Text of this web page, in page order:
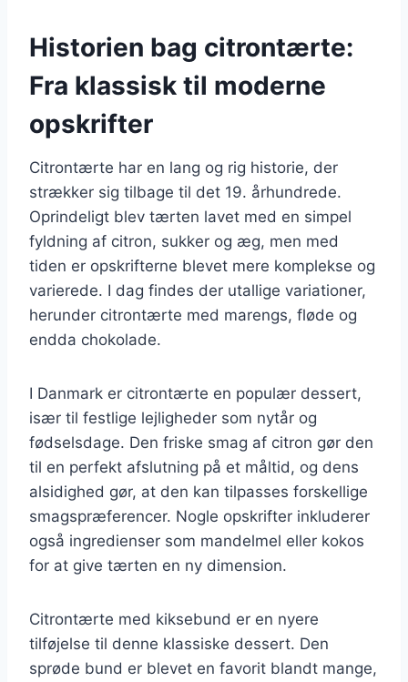
Historien bag citrontærte:
Fra klassisk til moderne
opskrifter
Citrontærte har en lang og rig historie, der
strækker sig tilbage til det 19. århundrede.
Oprindeligt blev tærten lavet med en simpel
fyldning af citron, sukker og æg, men med
tiden er opskrifterne blevet mere komplekse og
varierede. I dag findes der utallige variationer,
herunder citrontærte med marengs, fløde og
endda chokolade.
I Danmark er citrontærte en populær dessert,
især til festlige lejligheder som nytår og
fødselsdage. Den friske smag af citron gør den
til en perfekt afslutning på et måltid, og dens
alsidighed gør, at den kan tilpasses forskellige
smagspræferencer. Nogle opskrifter inkluderer
også ingredienser som mandelmel eller kokos
for at give tærten en ny dimension.
Citrontærte med kiksebund er en nyere
tilføjelse til denne klassiske dessert. Den
sprøde bund er blevet en favorit blandt mange,